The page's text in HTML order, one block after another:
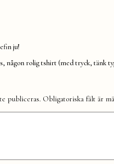
ju!
någon rolig tshirt (med tryck, tänk
publiceras. Obligatoriska fält är